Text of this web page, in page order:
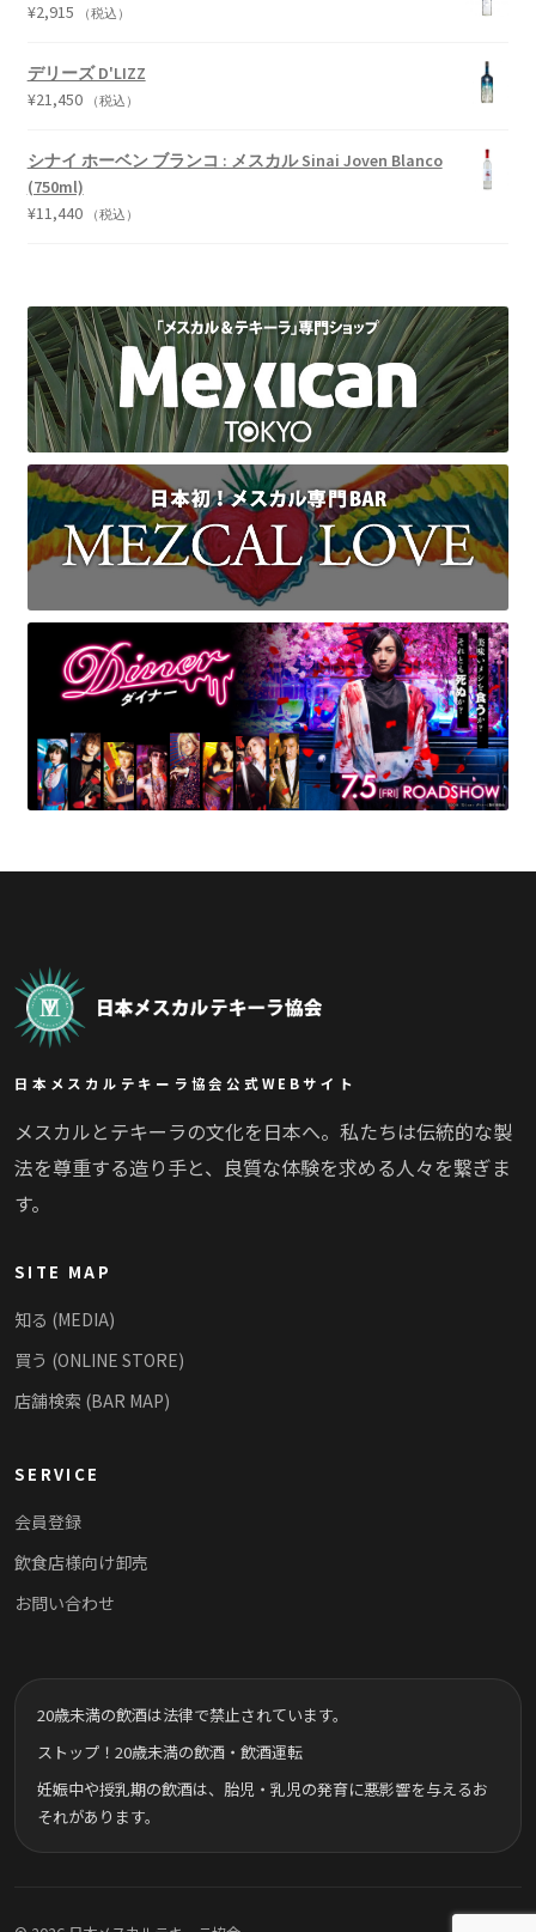
¥2,915 （税込）
デリーズ D'LIZZ
¥21,450 （税込）
シナイ ホーベン ブランコ : メスカル Sinai Joven Blanco
(750ml)
¥11,440 （税込）
日本メスカルテキーラ協会公式WEBサイト
メスカルとテキーラの文化を日本へ。私たちは伝統的な製
法を尊重する造り手と、良質な体験を求める人々を繋ぎま
す。
SITE MAP
知る (MEDIA)
買う (ONLINE STORE)
店舗検索 (BAR MAP)
SERVICE
会員登録
飲食店様向け卸売
お問い合わせ
20歳未満の飲酒は法律で禁止されています。
ストップ！20歳未満の飲酒・飲酒運転
妊娠中や授乳期の飲酒は、胎児・乳児の発育に悪影響を与えるお
それがあります。